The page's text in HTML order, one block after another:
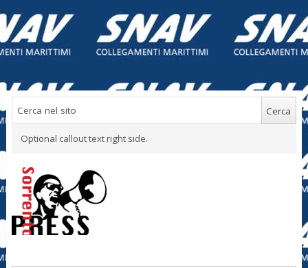
Optional callout text right side.